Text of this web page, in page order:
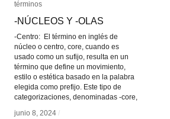
términos
-NÚCLEOS Y -OLAS
-Centro: El término en inglés de
núcleo o centro, core, cuando es
usado como un sufijo, resulta en un
término que define un movimiento,
estilo o estética basado en la palabra
elegida como prefijo. Este tipo de
categorizaciones, denominadas -core,
junio 8, 2024 /
términos
-NÚCLEOS Y -OLAS
junio 8, 2024 /